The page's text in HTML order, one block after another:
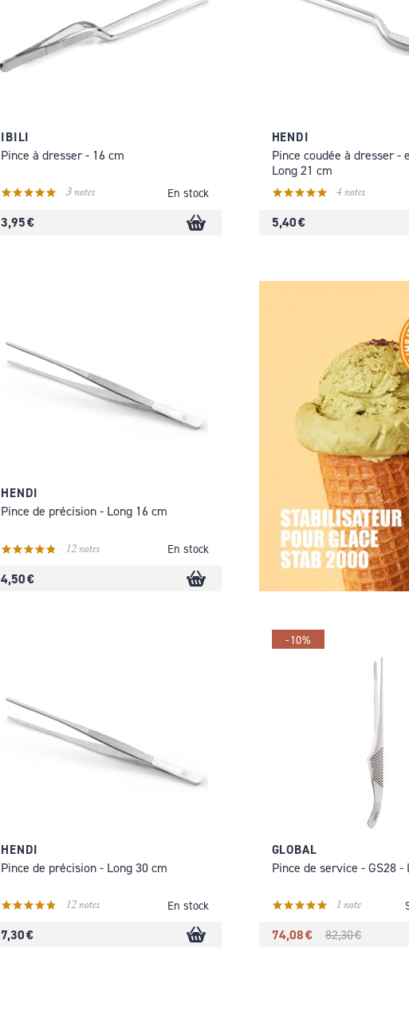
IBILI
Pince à dresser - 16 cm
3 notes En stock
3,95 €
HENDI
Pince coudée à dresser -
Long 21 cm
4 notes
5,40 €
HENDI
Pince de précision - Long 16 cm
12 notes En stock
4,50 €
HENDI
Pince de précision - Long 30 cm
12 notes En stock
7,30 €
-10%
GLOBAL
Pince de service - GS28 -
1 note
74,08 € 82,30 €